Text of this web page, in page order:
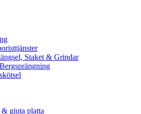
Staket & Grindar
gjuta platta